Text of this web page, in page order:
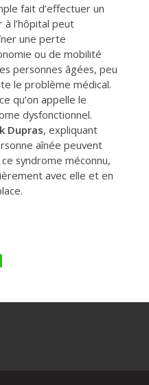
fait d’effectuer un
à l’hôpital peut
une perte
ou de mobilité
personnes âgées, peu
le problème médical.
qu’on appelle le
dysfonctionnel.
Dupras, expliquant
aînée peuvent
syndrome méconnu,
avec elle et en